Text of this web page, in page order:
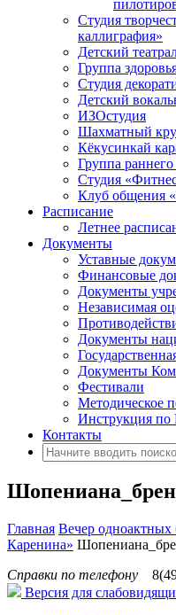
Студия
каллиграфия»
Детский
Группа
Студия
Детский
ИЗОстудия
Шахматный
Кёкусинкай
Группа
Cтудия
Клуб общения
Расписание
Летнее
Документы
Уставные
Финансовые
Документы
Независимая
Документы
Документы
Фестивали
Методическое
Инструкция
Контакты
Главная Вечер
Каренина»
Справки по телефону
Версия для